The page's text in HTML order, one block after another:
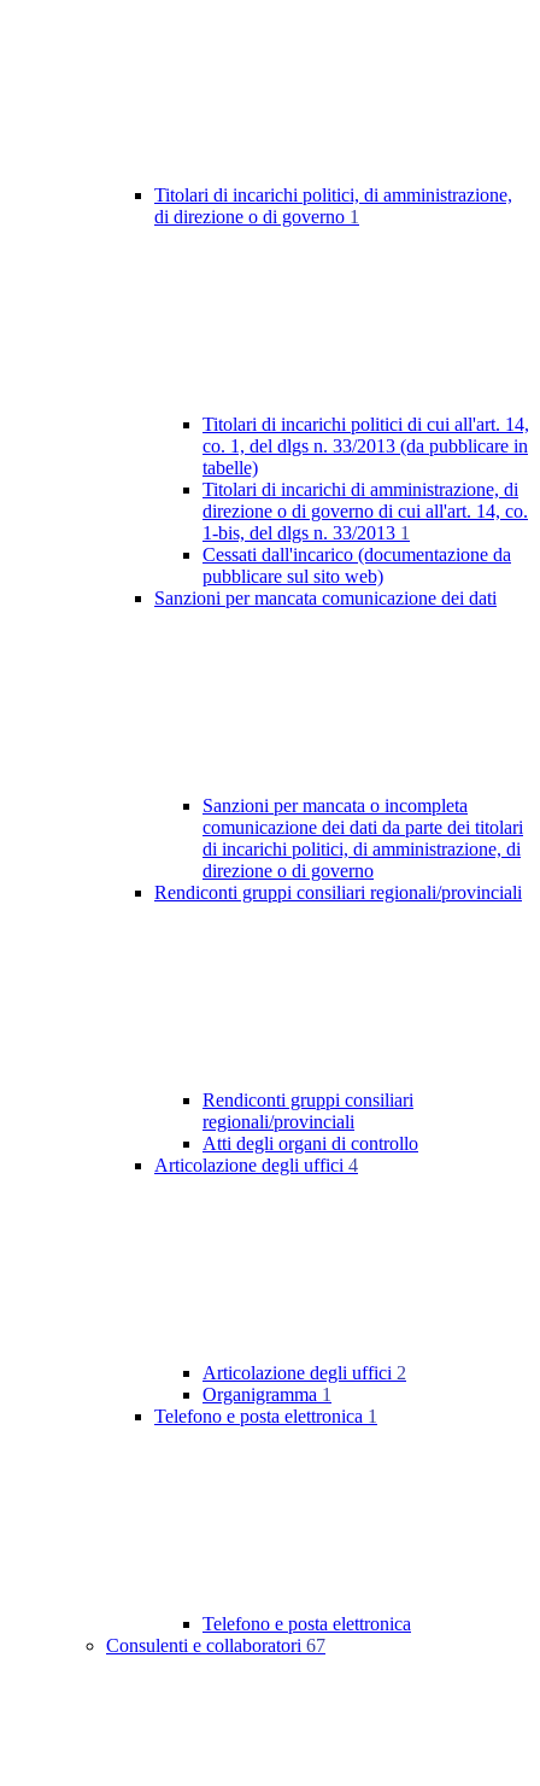
Titolari di incarichi politici, di amministrazione,
di direzione o di governo 1
Titolari di incarichi politici di cui all'art. 14,
co. 1, del dlgs n. 33/2013 (da pubblicare in
tabelle)
Titolari di incarichi di amministrazione, di
direzione o di governo di cui all'art. 14, co.
1-bis, del dlgs n. 33/2013 1
Cessati dall'incarico (documentazione da
pubblicare sul sito web)
Sanzioni per mancata comunicazione dei dati
Sanzioni per mancata o incompleta
comunicazione dei dati da parte dei titolari
di incarichi politici, di amministrazione, di
direzione o di governo
Rendiconti gruppi consiliari regionali/provinciali
Rendiconti gruppi consiliari
regionali/provinciali
Atti degli organi di controllo
Articolazione degli uffici 4
Articolazione degli uffici 2
Organigramma 1
Telefono e posta elettronica 1
Telefono e posta elettronica
Consulenti e collaboratori 67